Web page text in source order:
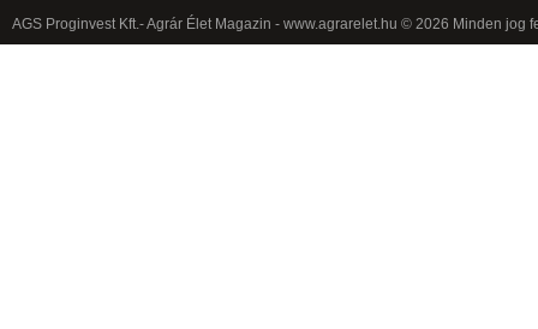
AGS Proginvest Kft.- Agrár Élet Magazin - www.agrarelet.hu © 2026 Minden jog